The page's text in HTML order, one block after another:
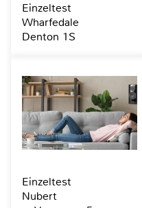
Einzeltest
Wharfedale
Denton 1S
Einzeltest
Nubert